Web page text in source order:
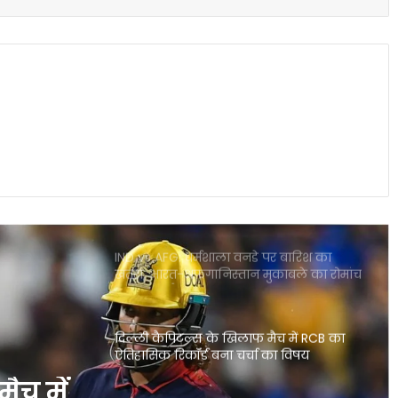
CSK के लिए बड़ी राहत डेवाल्ड ब्रेविस फिट
खतरा, भारत-अफगानिस्तान मुकाबले का रोमांच
दिल्ली कैपिटल्स के खिलाफ मैच में RCB का
ऐतिहासिक रिकॉर्ड बना चर्चा का विषय
IPL 2026 पॉइंट्स टेबल में बड़ा उलटफेर प्लेऑफ
रेस हुई बेहद रोमांचक